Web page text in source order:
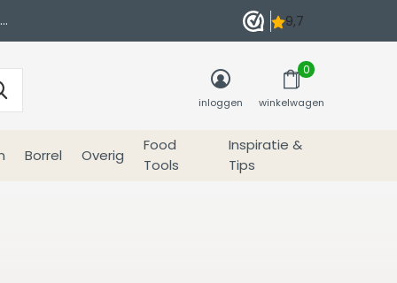
Borrel Overig
Food
Tools
Inspiratie &
Tips
inloggen winkelwagen
0